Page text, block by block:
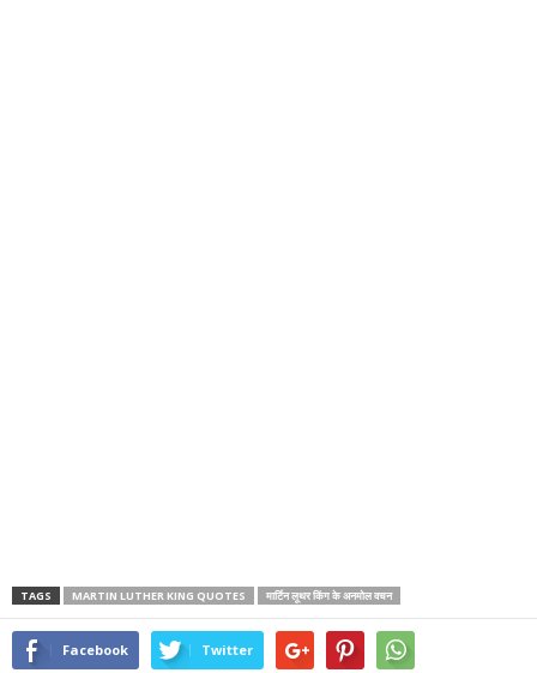
TAGS MARTIN LUTHER KING QUOTES मार्टिन लूथर किंग के अनमोल वचन
Facebook Twitter